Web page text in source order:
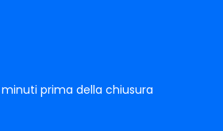
prima della chiusura